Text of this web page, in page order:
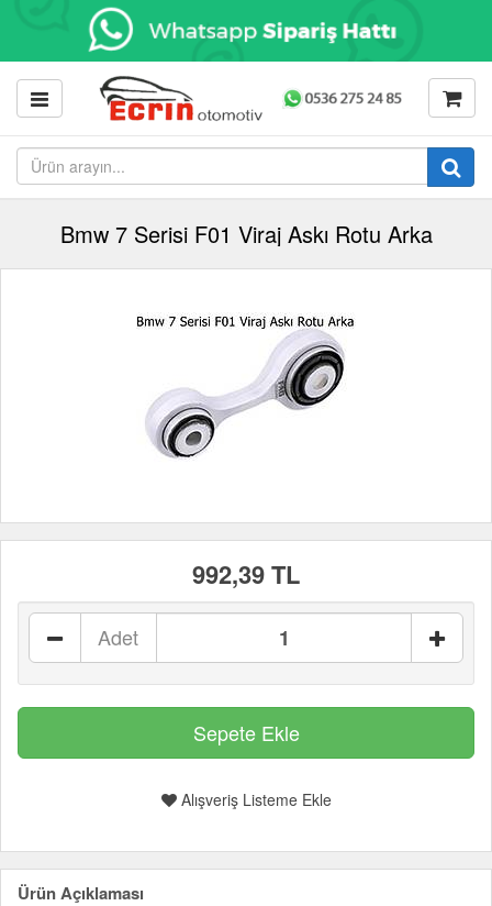
Bmw 7 Serisi F01 Viraj Askı Rotu Arka
992,39 TL
Adet
Alışveriş Listeme Ekle
Ürün Açıklaması